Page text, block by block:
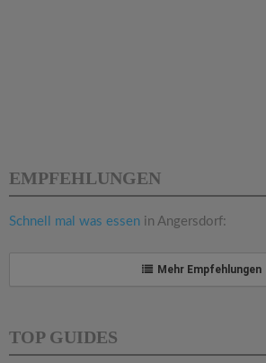
EMPFEHLUNGEN
Schnell mal was essen in Angersdorf:
Mehr Empfehlungen
TOP GUIDES